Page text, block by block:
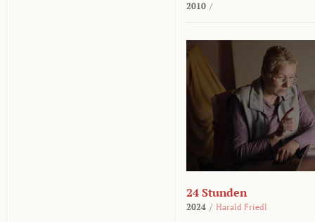
2010 /
24 Stunden
2024 / Harald Friedl